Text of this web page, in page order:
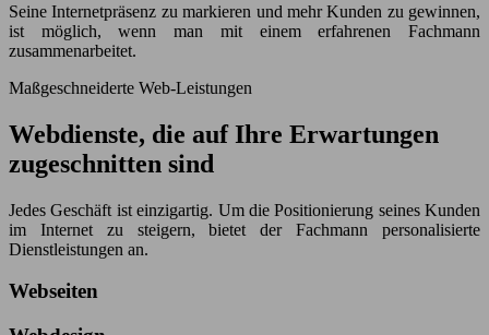
Seine Internetpräsenz zu markieren und mehr Kunden zu gewinnen,
ist möglich, wenn man mit einem erfahrenen Fachmann
zusammenarbeitet.
Maßgeschneiderte Web-Leistungen
Webdienste, die auf Ihre Erwartungen
zugeschnitten sind
Jedes Geschäft ist einzigartig. Um die Positionierung seines Kunden
im Internet zu steigern, bietet der Fachmann personalisierte
Dienstleistungen an.
Webseiten